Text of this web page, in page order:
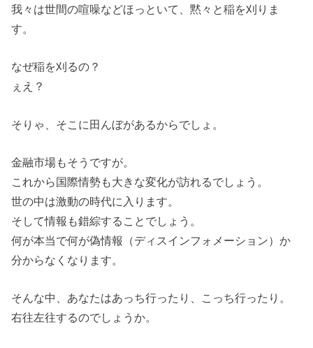
我々は世間の喧噪などほっといて、黙々と稲を刈りま
す。
なぜ稲を刈るの？
ぇえ？
そりゃ、そこに田んぼがあるからでしょ。
金融市場もそうですが。
これから国際情勢も大きな変化が訪れるでしょう。
世の中は激動の時代に入ります。
そして情報も錯綜することでしょう。
何が本当で何が偽情報（ディスインフォメーション）か
分からなくなります。
そんな中、あなたはあっち行ったり、こっち行ったり。
右往左往するのでしょうか。